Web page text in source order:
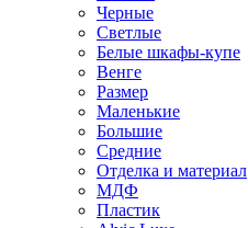
Черные
Светлые
Белые шкафы-купе
Венге
Размер
Маленькие
Большие
Средние
Отделка и материал
МДФ
Пластик